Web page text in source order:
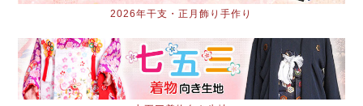
2026年干支・正月飾り手作り